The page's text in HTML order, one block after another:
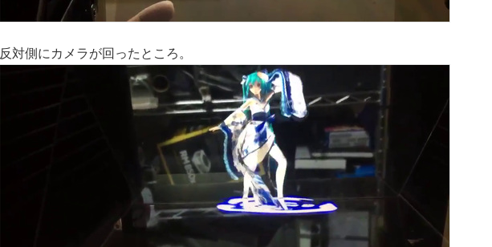
反対側にカメラが回ったところ。